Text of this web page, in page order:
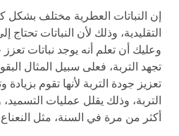
إن النباتات العطرية مختلف بشكل
التقليدية، وذلك لأن النباتات تحتاج
وعليك أن تعلم أنه يوجد نباتات
تجهد التربة، فعلى سبيل المثال
تعزيز جودة التربة لأنها تقوم
التربة، وذلك يقلل عمليات
أكثر من مرة في السنة، مثل